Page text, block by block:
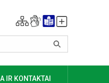
IR KONTAKTAI